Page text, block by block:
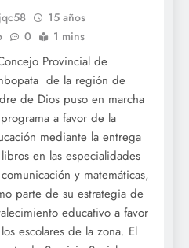
jqc58
15 años
0 1 mins
Provincial de
de la región de
de Dios puso en marcha
a favor de la
mediante la entrega
en las especialidades
y matemáticas,
parte de su estrategia de
educativo a favor
escolares de la zona. El